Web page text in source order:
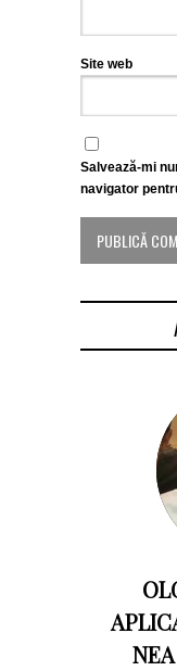
Site web
Salvează-mi
navigator